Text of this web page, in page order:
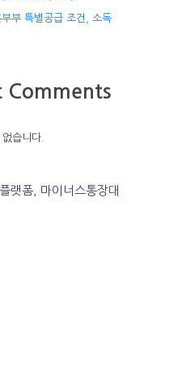
부 특별공급 조건, 소득
Comments
습니다.
랫폼, 마이너스통장대